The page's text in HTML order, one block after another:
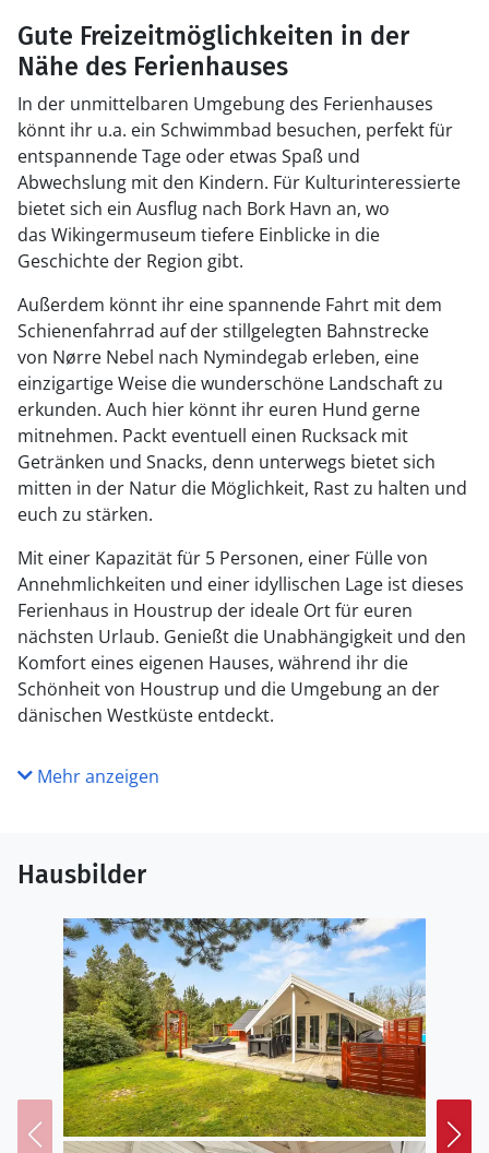
Gute Freizeitmöglichkeiten in der
Nähe des Ferienhauses
In der unmittelbaren Umgebung des Ferienhauses
könnt ihr u.a. ein Schwimmbad besuchen, perfekt für
entspannende Tage oder etwas Spaß und
Abwechslung mit den Kindern. Für Kulturinteressierte
bietet sich ein Ausflug nach Bork Havn an, wo
das Wikingermuseum tiefere Einblicke in die
Geschichte der Region gibt.
Außerdem könnt ihr eine spannende Fahrt mit dem
Schienenfahrrad auf der stillgelegten Bahnstrecke
von Nørre Nebel nach Nymindegab erleben, eine
einzigartige Weise die wunderschöne Landschaft zu
erkunden. Auch hier könnt ihr euren Hund gerne
mitnehmen. Packt eventuell einen Rucksack mit
Getränken und Snacks, denn unterwegs bietet sich
mitten in der Natur die Möglichkeit, Rast zu halten und
euch zu stärken.
Mit einer Kapazität für 5 Personen, einer Fülle von
Annehmlichkeiten und einer idyllischen Lage ist dieses
Ferienhaus in Houstrup der ideale Ort für euren
nächsten Urlaub. Genießt die Unabhängigkeit und den
Komfort eines eigenen Hauses, während ihr die
Schönheit von Houstrup und die Umgebung an der
dänischen Westküste entdeckt.
Mehr anzeigen
Hausbilder